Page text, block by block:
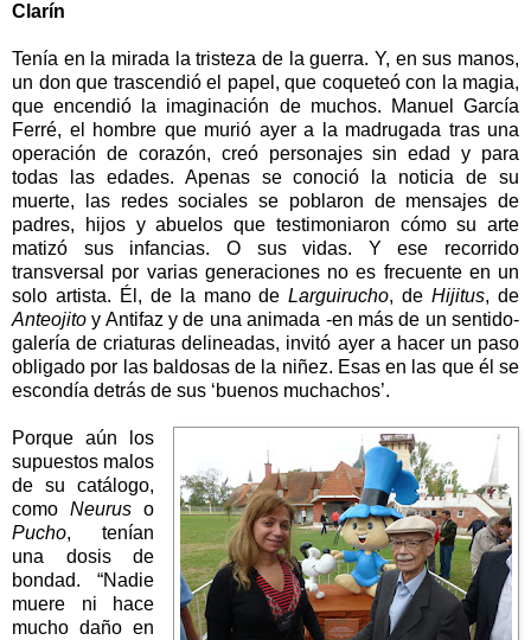
Clarín
Tenía en la mirada la tristeza de la guerra. Y, en sus manos,
un don que trascendió el papel, que coqueteó con la magia,
que encendió la imaginación de muchos. Manuel García
Ferré, el hombre que murió ayer a la madrugada tras una
operación de corazón, creó personajes sin edad y para
todas las edades. Apenas se conoció la noticia de su
muerte, las redes sociales se poblaron de mensajes de
padres, hijos y abuelos que testimoniaron cómo su arte
matizó sus infancias. O sus vidas. Y ese recorrido
transversal por varias generaciones no es frecuente en un
solo artista. Él, de la mano deLarguirucho, deHijitus, de
Anteojito y Antifaz y de una animada -en más de un sentido-
galería de criaturas delineadas, invitó ayer a hacer un paso
obligado por las baldosas de la niñez. Esas en las que él se
escondía detrás de sus ‘buenos muchachos’.
Porque aún los
supuestos malos
de su catálogo,
comoNeurus o
Pucho, tenían
una dosis de
bondad. “Nadie
muere ni hace
mucho daño en